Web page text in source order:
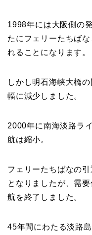
1998年には大阪側の
たにフェリーたちば
れることになります。
しかし明石海峡大橋
幅に減少しました。
2000年に南海淡路ラ
航は縮小。
フェリーたちばなの
となりましたが、需
航を終了しました。
45年間にわたる淡路